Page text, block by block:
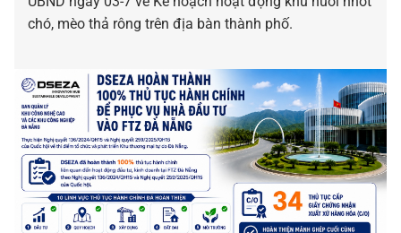
chó, mèo thả rông trên địa bàn thành phố.